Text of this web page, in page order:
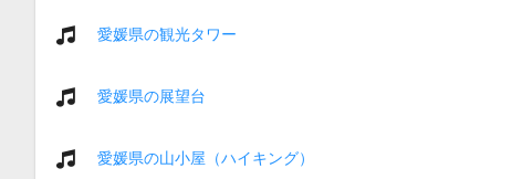
愛媛県の観光タワー
愛媛県の展望台
愛媛県の山小屋（ハイキング）